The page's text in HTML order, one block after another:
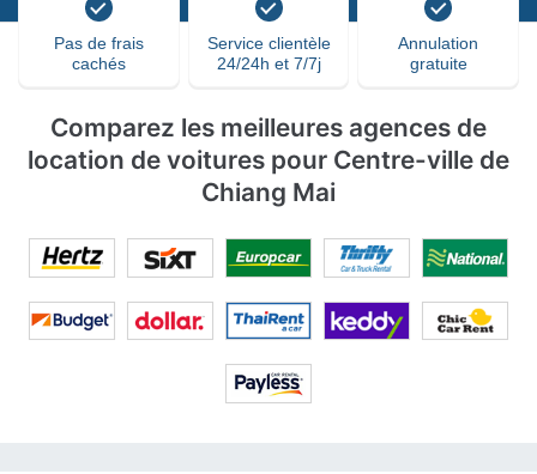
Pas de frais
cachés
Service clientèle
24/24h et 7/7j
Annulation
gratuite
Comparez les meilleures agences de
location de voitures pour Centre-ville de
Chiang Mai